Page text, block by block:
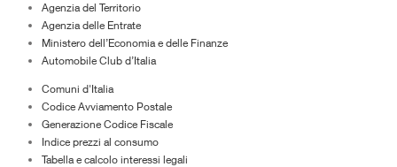
Agenzia del Territorio
Agenzia delle Entrate
Ministero dell’Economia e delle Finanze
Automobile Club d’Italia
Comuni d'Italia
Codice Avviamento Postale
Generazione Codice Fiscale
Indice prezzi al consumo
Tabella e calcolo interessi legali